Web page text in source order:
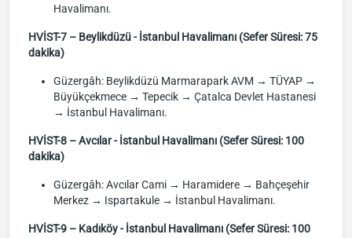
Havalimanı.
HVİST-7 – Beylikdüzü - İstanbul Havalimanı (Sefer Süresi: 75
dakika)
Güzergâh: Beylikdüzü Marmarapark AVM → TÜYAP →
Büyükçekmece → Tepecik → Çatalca Devlet Hastanesi
→ İstanbul Havalimanı.
HVİST-8 – Avcılar - İstanbul Havalimanı (Sefer Süresi: 100
dakika)
Güzergâh: Avcılar Cami → Haramidere → Bahçeşehir
Merkez → Ispartakule → İstanbul Havalimanı.
HVİST-9 – Kadıköy - İstanbul Havalimanı (Sefer Süresi: 100